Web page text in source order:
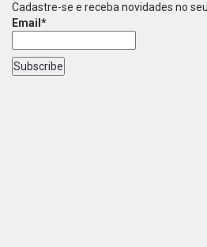
Cadastre-se e receba novidades no
Email*